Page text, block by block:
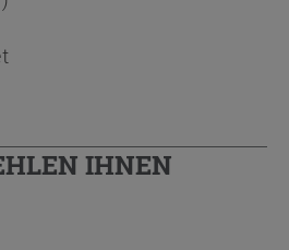
IHNEN